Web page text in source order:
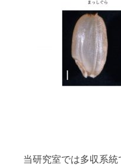
当研究室では多収系